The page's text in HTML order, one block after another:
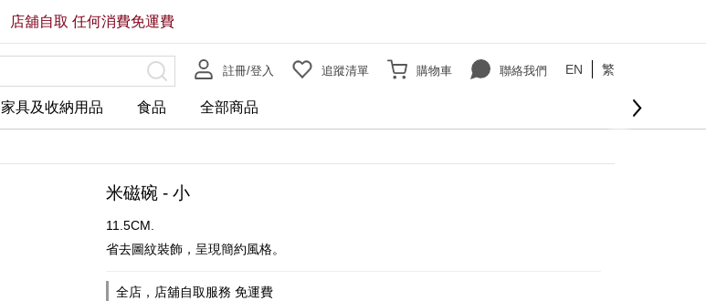
註冊/登入 追蹤清單 購物車 聯絡我們 EN 繁
家具及收納用品 食品 全部商品
店舖自取 任何消費免運費
米磁碗 - 小
11.5CM.
省去圖紋裝飾，呈現簡約風格。
全店，店舖自取服務 免運費